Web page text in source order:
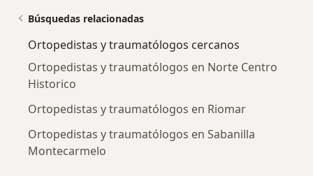
Búsquedas relacionadas
Ortopedistas y traumatólogos cercanos
Ortopedistas y traumatólogos en Norte Centro
Historico
Ortopedistas y traumatólogos en Riomar
Ortopedistas y traumatólogos en Sabanilla
Montecarmelo